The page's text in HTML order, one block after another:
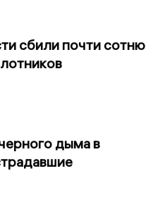
сбили почти сотню
дыма в